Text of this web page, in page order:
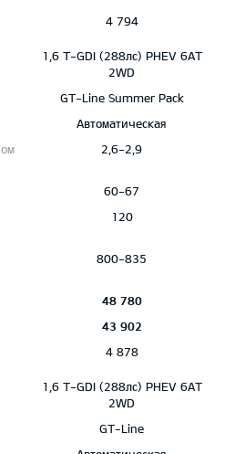
4 794
1,6 T-GDI (288лс) PHEV 6AT
2WD
GT-Line Summer Pack
Автоматическая
2,6-2,9
60-67
120
800-835
48 780
43 902
4 878
1,6 T-GDI (288лс) PHEV 6AT
2WD
GT-Line